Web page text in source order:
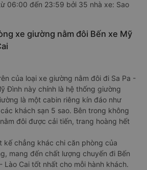
06:00 đến 23:59 bởi 35 nhà xe: Sao
xe giường nằm đôi Bến xe Mỹ
của loại xe giường nằm đôi đi Sa Pa -
Đình này chính là hệ thống giường
là một cabin riêng kín đáo như
khách sạn 5 sao. Bên trong không
đôi được cải tiến, trang hoàng hết
kế chẳng khác chi căn phòng của
mang đến chất lượng chuyến đi Bến
Lào Cai tốt nhất cho mỗi hành khách.